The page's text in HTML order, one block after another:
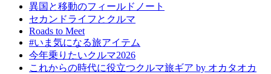
異国と移動のフィールドノート
セカンドライフとクルマ
Roads to Meet
#いま気になる旅アイテム
今年乗りたいクルマ2026
これからの時代に役立つクルマ旅ギア by オカタオカ